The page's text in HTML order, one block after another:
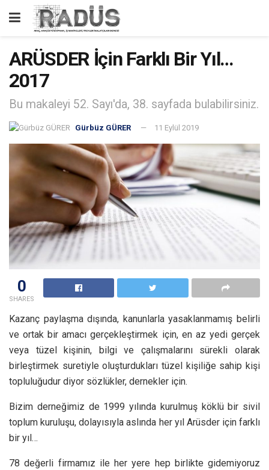
ARÜSDER İçin Farklı Bir Yıl…
2017
Bu makaleyi 52. Sayı'da, 38. sayfada bulabilirsiniz.
Gürbüz GÜRER 11 Eylül 2019
0
SHARES
Kazanç paylaşma dışında, kanunlarla yasaklanmamış belirli
ve ortak bir amacı gerçekleştirmek için, en az yedi gerçek
veya tüzel kişinin, bilgi ve çalışmalarını sürekli olarak
birleştirmek suretiyle oluşturdukları tüzel kişiliğe sahip kişi
topluluğudur diyor sözlükler, dernekler için.
Bizim derneğimiz de 1999 yılında kurulmuş köklü bir sivil
toplum kuruluşu, dolayısıyla aslında her yıl Arüsder için farklı
bir yıl…
78 değerli firmamız ile her yere hep birlikte gidemiyoruz